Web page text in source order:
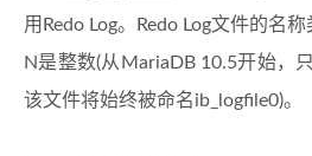
用Redo Log。Redo Log文件的名
N是整数(从MariaDB 10.5开始，
该文件将始终被命名ib_logfile0)。